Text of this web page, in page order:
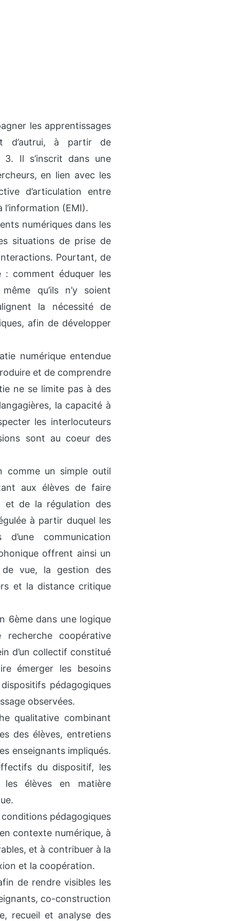
les apprentissages
d’autrui, à partir de
3. Il s’inscrit dans une
en lien avec les
d’articulation entre
(EMI).
numériques dans les
situations de prise de
Pourtant, de
: comment éduquer les
qu’ils n’y soient
la nécessité de
afin de développer
numérique entendue
et de comprendre
ne se limite pas à des
la capacité à
les interlocuteurs
sont au coeur des
comme un simple outil
aux élèves de faire
et de la régulation des
à partir duquel les
communication
offrent ainsi un
vue, la gestion des
et la distance critique
6ème dans une logique
coopérative
d’un collectif constitué
émerger les besoins
pédagogiques
observées.
qualitative combinant
des élèves, entretiens
enseignants impliqués.
du dispositif, les
les élèves en matière
pédagogiques
contexte numérique, à
et à contribuer à la
et la coopération.
de rendre visibles les
co-construction
recueil et analyse des